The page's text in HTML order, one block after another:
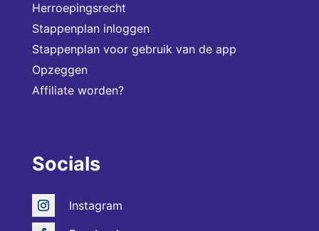
Herroepingsrecht
Stappenplan inloggen
Stappenplan voor gebruik van de app
Opzeggen
Affiliate worden?
Socials